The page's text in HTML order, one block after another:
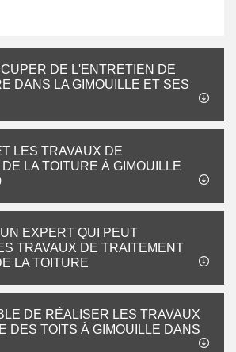
DE L'ENTRETIEN DE
DANS LA GIMOUILLE ET SES
LES TRAVAUX DE
LA TOITURE À GIMOUILLE
EXPERT QUI PEUT
TRAVAUX DE TRAITEMENT
LA TOITURE
DE RÉALISER LES TRAVAUX
DES TOITS À GIMOUILLE DANS